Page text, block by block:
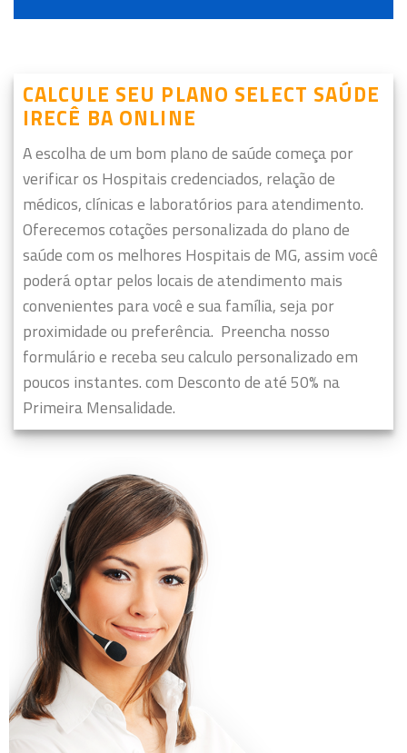
CALCULE SEU PLANO SELECT SAÚDE
IRECÊ BA ONLINE
A escolha de um bom plano de saúde começa por
verificar os Hospitais credenciados, relação de
médicos, clínicas e laboratórios para atendimento.
Oferecemos cotações personalizada do plano de
saúde com os melhores Hospitais de MG, assim você
poderá optar pelos locais de atendimento mais
convenientes para você e sua família, seja por
proximidade ou preferência. Preencha nosso
formulário e receba seu calculo personalizado em
poucos instantes. com Desconto de até 50% na
Primeira Mensalidade.